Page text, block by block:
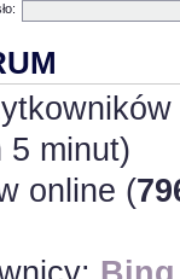
5 minut)
online (